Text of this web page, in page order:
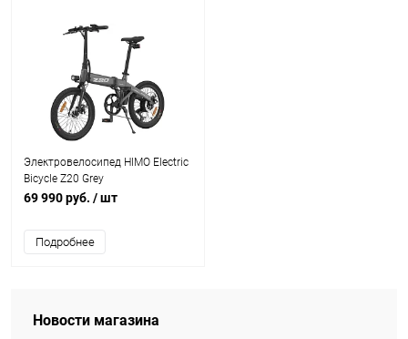
Электровелосипед HIMO Electric
Bicycle Z20 Grey
69 990 руб. / шт
Подробнее
Новости магазина